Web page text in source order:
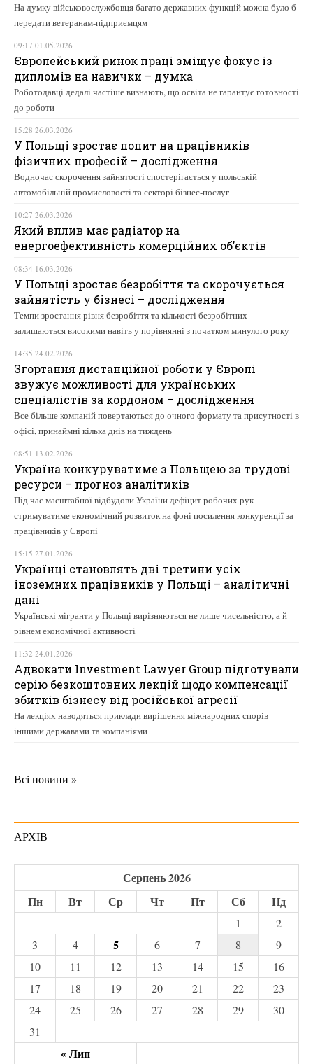
На думку військовослужбовця багато державних функцій можна було б
передати ветеранам-підприємцям
09:17 01.05.2026
Європейський ринок праці зміщує фокус із
дипломів на навички – думка
Роботодавці дедалі частіше визнають, що освіта не гарантує готовності
до роботи
15:28 26.03.2026
У Польщі зростає попит на працівників
фізичних професій – дослідження
Водночас скорочення зайнятості спостерігається у польській
автомобільній промисловості та секторі бізнес-послуг
10:27 26.03.2026
Який вплив має радіатор на
енергоефективність комерційних об’єктів
08:34 16.03.2026
У Польщі зростає безробіття та скорочується
зайнятість у бізнесі – дослідження
Темпи зростання рівня безробіття та кількості безробітних
залишаються високими навіть у порівнянні з початком минулого року
14:35 24.02.2026
Згортання дистанційної роботи у Європі
звужує можливості для українських
спеціалістів за кордоном – дослідження
Все більше компаній повертаються до очного формату та присутності в
офісі, принаймні кілька днів на тиждень
08:51 13.02.2026
Україна конкуруватиме з Польщею за трудові
ресурси – прогноз аналітиків
Під час масштабної відбудови України дефіцит робочих рук
стримуватиме економічний розвиток на фоні посилення конкуренції за
працівників у Європі
15:15 27.01.2026
Українці становлять дві третини усіх
іноземних працівників у Польщі – аналітичні
дані
Українські мігранти у Польщі вирізняються не лише чисельністю, а й
рівнем економічної активності
11:32 24.01.2026
Адвокати Investment Lawyer Group підготували
серію безкоштовних лекцій щодо компенсації
збитків бізнесу від російської агресії
На лекціях наводяться приклади вирішення міжнародних спорів
іншими державами та компаніями
Всі новини »
АРХІВ
Серпень 2026
Пн
Вт Ср Чт Пт Сб Нд
« Лип
1
2
3
4 5 6 7 8
9
10
11 12 13 14 15
16
17
18 19 20 21 22
23
24
25 26 27 28 29
30
31